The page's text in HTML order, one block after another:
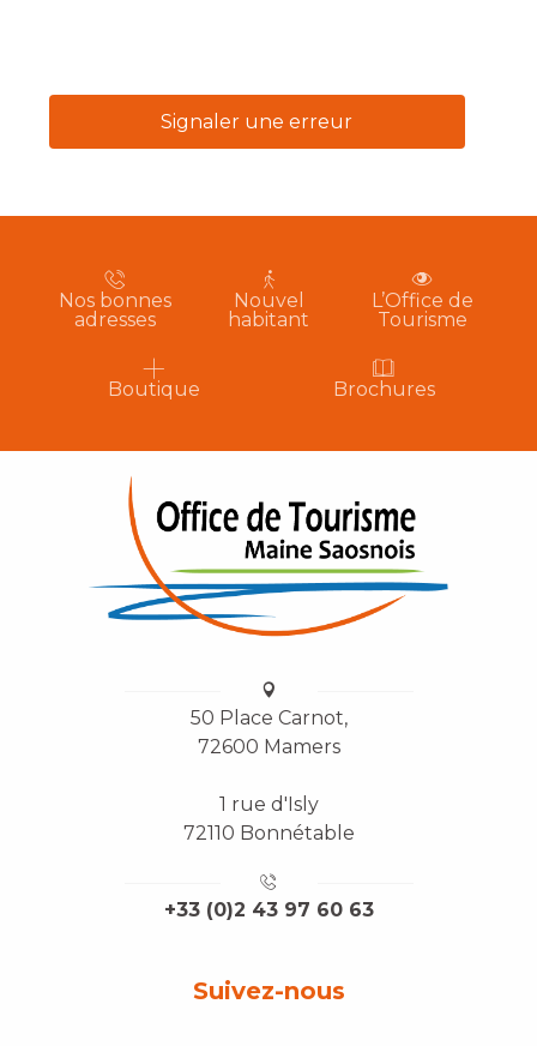
Signaler une erreur
Nos bonnes
adresses
Nouvel
habitant
L’Office de
Tourisme
Boutique Brochures
50 Place Carnot,
72600 Mamers
1 rue d'Isly
72110 Bonnétable
+33 (0)2 43 97 60 63
Suivez-nous